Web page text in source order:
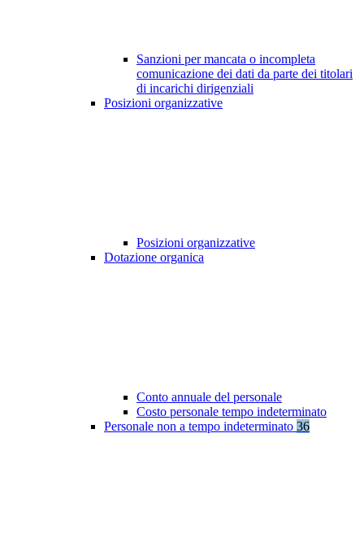
Sanzioni per mancata o incompleta
comunicazione dei dati da parte dei titolari
di incarichi dirigenziali
Posizioni organizzative
Posizioni organizzative
Dotazione organica
Conto annuale del personale
Costo personale tempo indeterminato
Personale non a tempo indeterminato 36